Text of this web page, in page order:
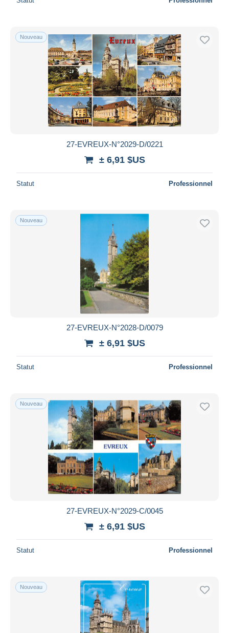
Nouveau
27-EVREUX-N°2029-D/0221
± 6,91 $US
Statut Professionnel
Nouveau
27-EVREUX-N°2028-D/0079
± 6,91 $US
Statut Professionnel
Nouveau
27-EVREUX-N°2029-C/0045
± 6,91 $US
Statut Professionnel
Nouveau